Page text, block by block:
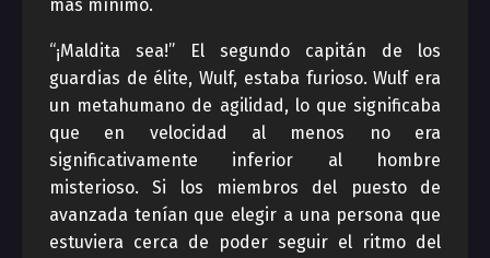
más mínimo.
“¡Maldita sea!” El segundo capitán de los
guardias de élite, Wulf, estaba furioso. Wulf era
un metahumano de agilidad, lo que significaba
que en velocidad al menos no era
significativamente inferior al hombre
misterioso. Si los miembros del puesto de
avanzada tenían que elegir a una persona que
estuviera cerca de poder seguir el ritmo del